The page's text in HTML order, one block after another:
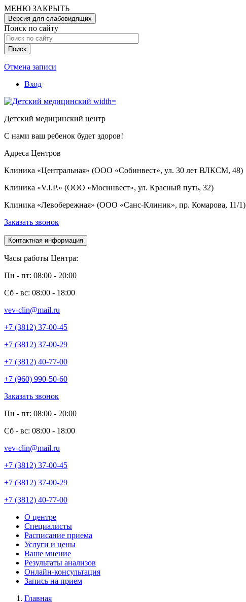
Перейти
к
основному
содержанию
МЕНЮ ЗАКРЫТЬ
Версия для слабовидящих
Поиск по сайту
Отмена записи
User
account
menu
Вход
Детский медицинский центр
С нами ваш ребенок будет здоров!
Адреса Центров
Клиника «Центральная» (ООО «Собинвест», ул. 30 лет ВЛКСМ, 48)
Клиника «V.I.P.» (ООО «Мосинвест», ул. Красный путь, 32)
Клиника «Левобережная» (ООО «Санс-Клиник», пр. Комарова, 11/1)
Заказать звонок
Контактная информация
Часы работы Центра:
Пн - пт: 08:00 - 20:00
Сб - вс: 08:00 - 18:00
vev-clin@mail.ru
+7 (3812) 37-00-45
+7 (3812) 37-00-29
+7 (3812) 40-77-00
+7 (960) 990-50-60
Заказать звонок
Пн - пт: 08:00 - 20:00
Сб - вс: 08:00 - 18:00
vev-clin@mail.ru
+7 (3812) 37-00-45
+7 (3812) 37-00-29
+7 (3812) 40-77-00
Main
navigation
О центре
Специалисты
Расписание приема
Услуги и цены
Ваше мнение
Результаты анализов
Онлайн-консультация
Запись на прием
Главная